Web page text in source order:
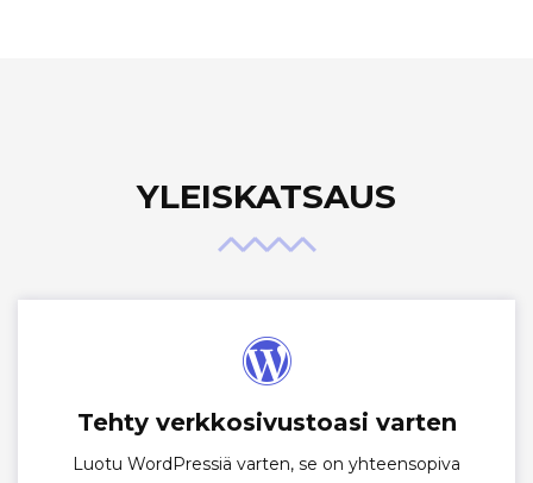
YLEISKATSAUS
Tehty verkkosivustoasi varten
Luotu WordPressiä varten, se on yhteensopiva